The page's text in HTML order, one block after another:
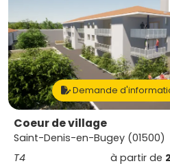
Demande
Coeur de village
Saint-Denis-en-Bugey (01500)
T4
à partir de